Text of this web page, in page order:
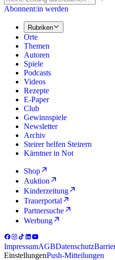
Abonnent:in werden
Rubriken
Orte
Themen
Autoren
Spiele
Podcasts
Videos
Rezepte
E-Paper
Club
Gewinnspiele
Newsletter
Archiv
Steirer helfen Steirern
Kärntner in Not
Shop
Auktion
Kinderzeitung
Trauerportal
Partnersuche
Werbung
ImpressumAGBDatenschutz
EinstellungenPush-Mitteilungen